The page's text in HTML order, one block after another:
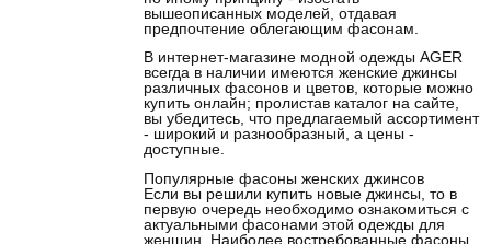
вышеописанных моделей, отдавая
предпочтение облегающим фасонам.
В интернет-магазине модной одежды AGER
всегда в наличии имеются женские джинсы
различных фасонов и цветов, которые можно
купить онлайн; пролистав каталог на сайте,
вы убедитесь, что предлагаемый ассортимент
- широкий и разнообразный, а цены -
доступные.
Популярные фасоны женских джинсов
Если вы решили купить новые джинсы, то в
первую очередь необходимо ознакомиться с
актуальными фасонами этой одежды для
женщин. Наиболее востребованные фасоны